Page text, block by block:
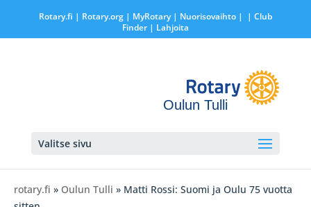
Rotary.fi | Rotary.org| MyRotary | Nuorisovaihto|
| Club
Finder| Lahjoita
Oulun Tulli
Valitse sivu
rotary.fi » Oulun Tulli » Matti Rossi: Suomi ja Oulu 75 vuotta